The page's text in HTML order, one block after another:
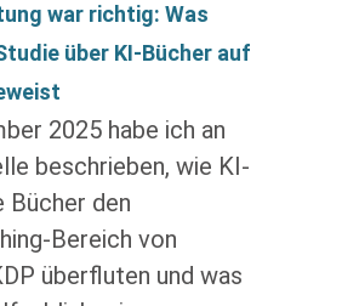
war richtig: Was
über KI-Bücher auf
2025 habe ich an
beschrieben, wie KI-
Bücher den
Bereich von
überfluten und was